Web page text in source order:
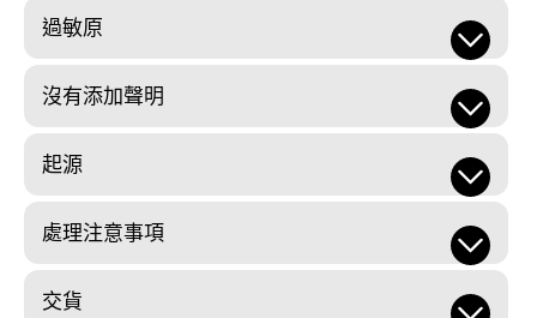
過敏原
沒有添加聲明
起源
處理注意事項
交貨